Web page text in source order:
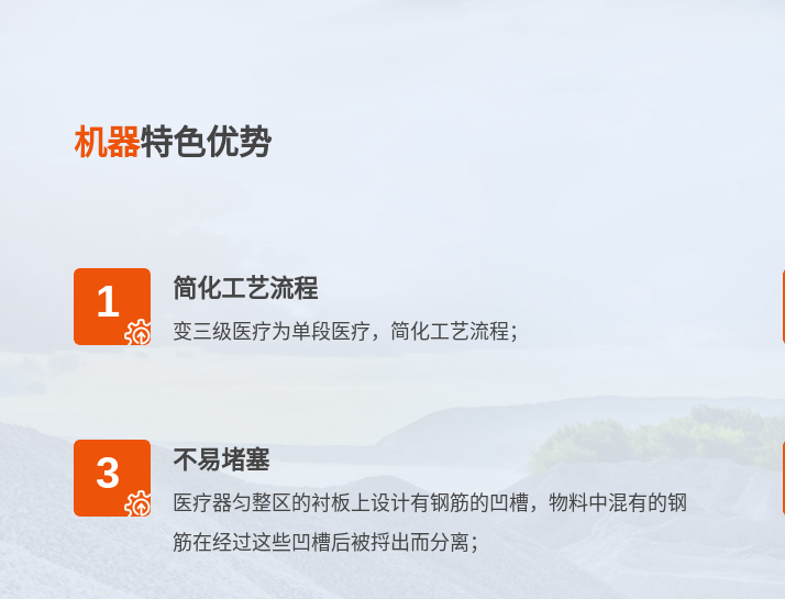
机器特色优势
1 简化工艺流程
变三级医疗为单段医疗，简化工艺流程；
3 不易堵塞
医疗器匀整区的衬板上设计有钢筋的凹槽，物料中混有的钢
筋在经过这些凹槽后被捋出而分离；